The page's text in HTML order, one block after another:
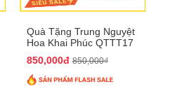
Quà Tặng Trung Nguyệt
Hoa Khai Phúc QTTT17
850,000đ 850,000₫